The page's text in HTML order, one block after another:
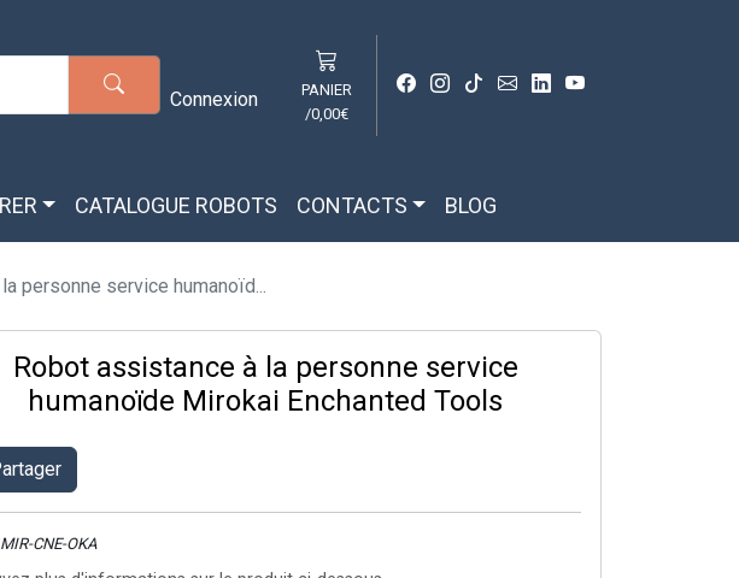
Connexion
PANIER
/0,00€
CATALOGUE ROBOTS CONTACTS BLOG
personne service humanoïd...
Robot assistance à la personne service
humanoïde Mirokai Enchanted Tools
CNE-OKA